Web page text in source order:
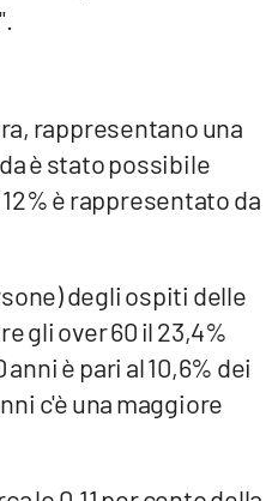
rappresentano una
è stato possibile
è rappresentato da
degli ospiti delle
gli over 60 il 23,4%
è pari al 10,6% dei
c'è una maggiore